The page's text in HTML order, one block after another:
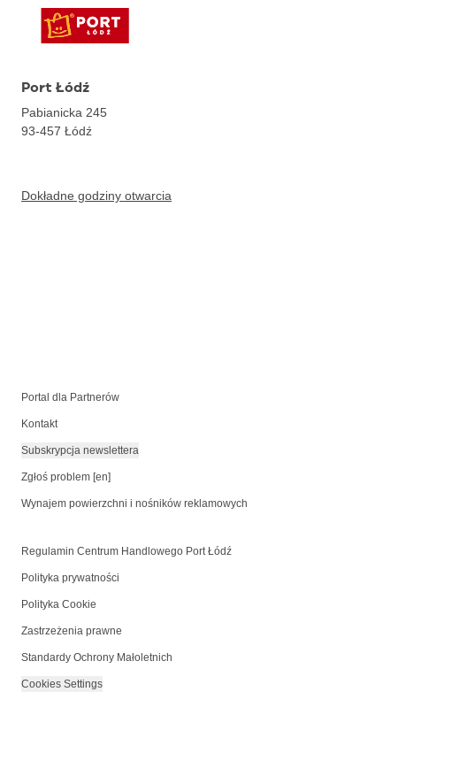
Port Łódź
Pabianicka 245
93-457 Łódź
Dokładne godziny otwarcia
Portal dla Partnerów
Kontakt
Subskrypcja newslettera
Zgłoś problem [en]
Wynajem powierzchni i nośników reklamowych
Regulamin Centrum Handlowego Port Łódź
Polityka prywatności
Polityka Cookie
Zastrzeżenia prawne
Standardy Ochrony Małoletnich
Cookies Settings